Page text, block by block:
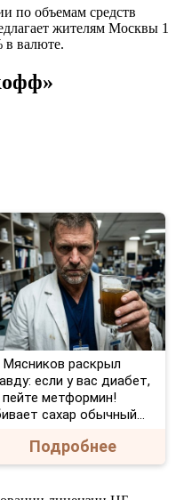
по объемам средств
жителям Москвы 1
в валюте.
Мясников раскрыл
если у вас диабет,
пейте метформин!
сахар обычный...
Подробнее